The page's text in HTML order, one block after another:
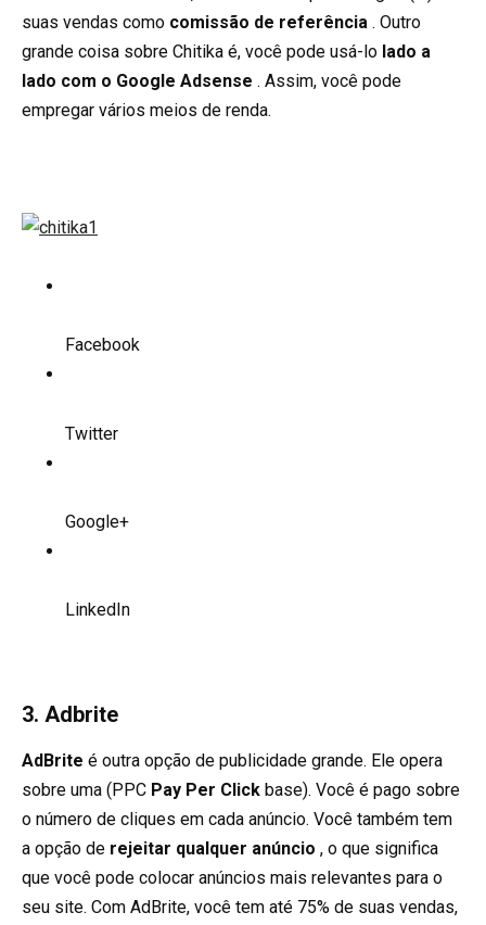
suas vendas como comissão de referência . Outro
grande coisa sobre Chitika é, você pode usá-lo lado a
lado com o Google Adsense . Assim, você pode
empregar vários meios de renda.
Facebook
Twitter
Google+
LinkedIn
3. Adbrite
AdBrite é outra opção de publicidade grande. Ele opera
sobre uma (PPC Pay Per Click base). Você é pago sobre
o número de cliques em cada anúncio. Você também tem
a opção de rejeitar qualquer anúncio , o que significa
que você pode colocar anúncios mais relevantes para o
seu site. Com AdBrite, você tem até 75% de suas vendas,